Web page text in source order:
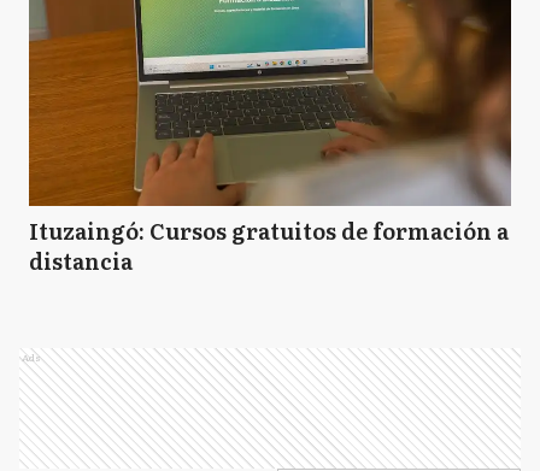
Ituzaingó: Cursos gratuitos de formación a
distancia
Ads